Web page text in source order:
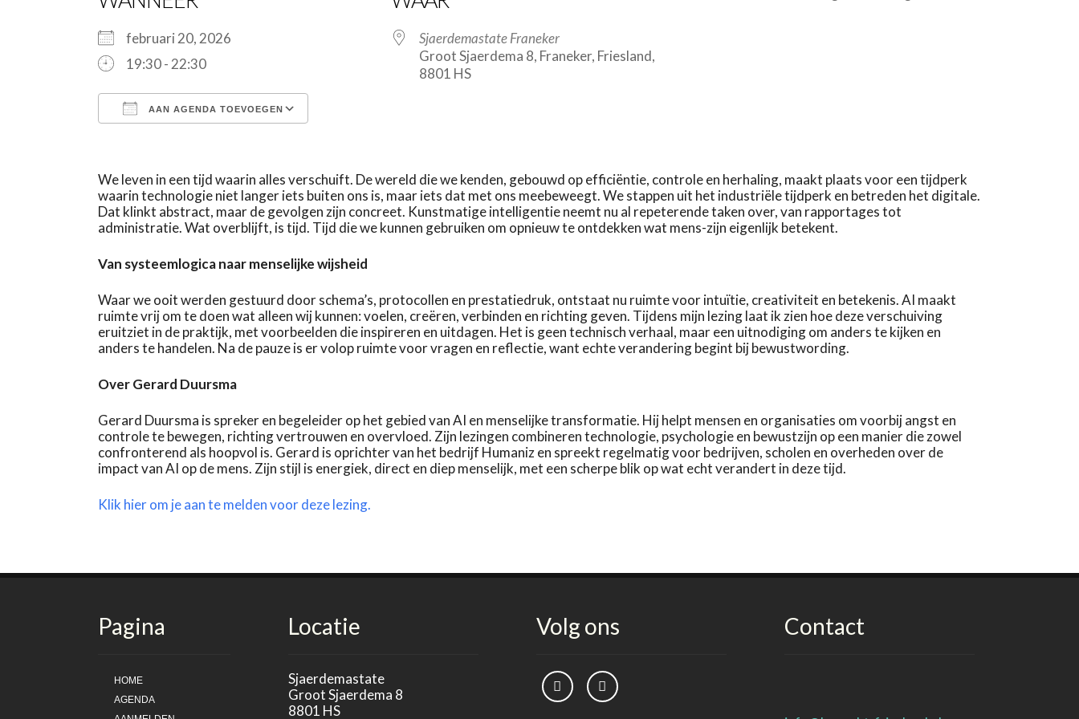
februari 20, 2026
19:30 - 22:30
AAN AGENDA TOEVOEGEN
Sjaerdemastate Franeker
Groot Sjaerdema 8, Franeker, Friesland,
8801 HS
We leven in een tijd waarin alles verschuift. De wereld die we kenden, gebouwd op efficiëntie, controle en herhaling, maakt plaats voor een tijdperk
waarin technologie niet langer iets buiten ons is, maar iets dat met ons meebeweegt. We stappen uit het industriële tijdperk en betreden het digitale.
Dat klinkt abstract, maar de gevolgen zijn concreet. Kunstmatige intelligentie neemt nu al repeterende taken over, van rapportages tot
administratie. Wat overblijft, is tijd. Tijd die we kunnen gebruiken om opnieuw te ontdekken wat mens-zijn eigenlijk betekent.
Van systeemlogica naar menselijke wijsheid
Waar we ooit werden gestuurd door schema’s, protocollen en prestatiedruk, ontstaat nu ruimte voor intuïtie, creativiteit en betekenis. AI maakt
ruimte vrij om te doen wat alleen wij kunnen: voelen, creëren, verbinden en richting geven. Tijdens mijn lezing laat ik zien hoe deze verschuiving
eruitziet in de praktijk, met voorbeelden die inspireren en uitdagen. Het is geen technisch verhaal, maar een uitnodiging om anders te kijken en
anders te handelen. Na de pauze is er volop ruimte voor vragen en reflectie, want echte verandering begint bij bewustwording.
Over Gerard Duursma
Gerard Duursma is spreker en begeleider op het gebied van AI en menselijke transformatie. Hij helpt mensen en organisaties om voorbij angst en
controle te bewegen, richting vertrouwen en overvloed. Zijn lezingen combineren technologie, psychologie en bewustzijn op een manier die zowel
confronterend als hoopvol is. Gerard is oprichter van het bedrijf Humaniz en spreekt regelmatig voor bedrijven, scholen en overheden over de
impact van AI op de mens. Zijn stijl is energiek, direct en diep menselijk, met een scherpe blik op wat echt verandert in deze tijd.
Klik hier om je aan te melden voor deze lezing.
Pagina
HOME
AGENDA
Locatie
Sjaerdemastate
Groot Sjaerdema 8
8801 HS
Volg ons Contact